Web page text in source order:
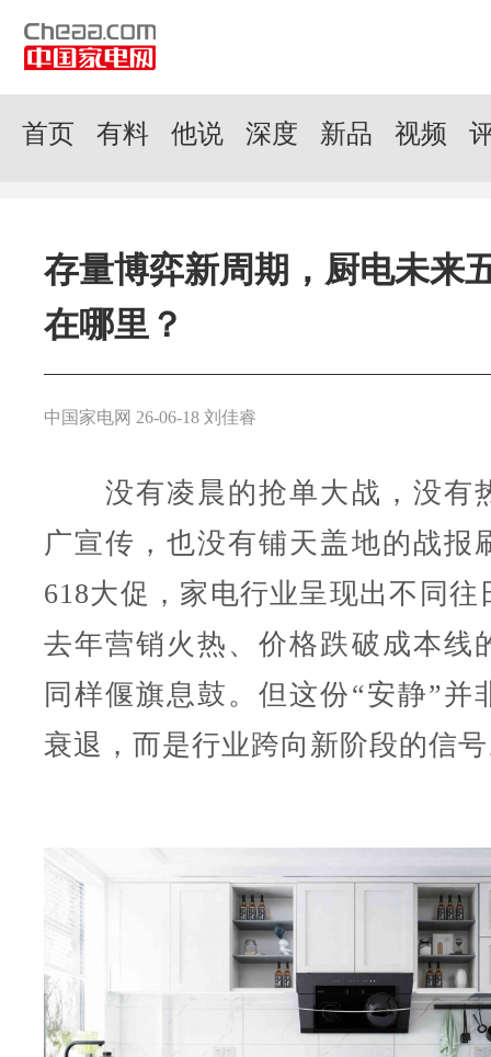
首页 有料 他说 深度 新品 视频
存量博弈新周期，厨电未来
在哪里？
中国家电网 26-06-18 刘佳睿
没有凌晨的抢单大战，没有
广宣传，也没有铺天盖地的战报
618大促，家电行业呈现出不同往
去年营销火热、价格跌破成本线
同样偃旗息鼓。但这份“安静”并
衰退，而是行业跨向新阶段的信